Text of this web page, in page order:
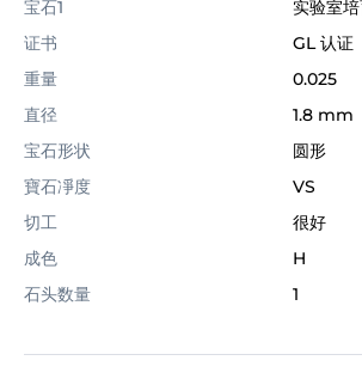
宝石1
实验室
证书
GL 认证
重量
0.025
直径
1.8 mm
宝石形状
圆形
寶石凈度
VS
切工
很好
成色
H
石头数量
1